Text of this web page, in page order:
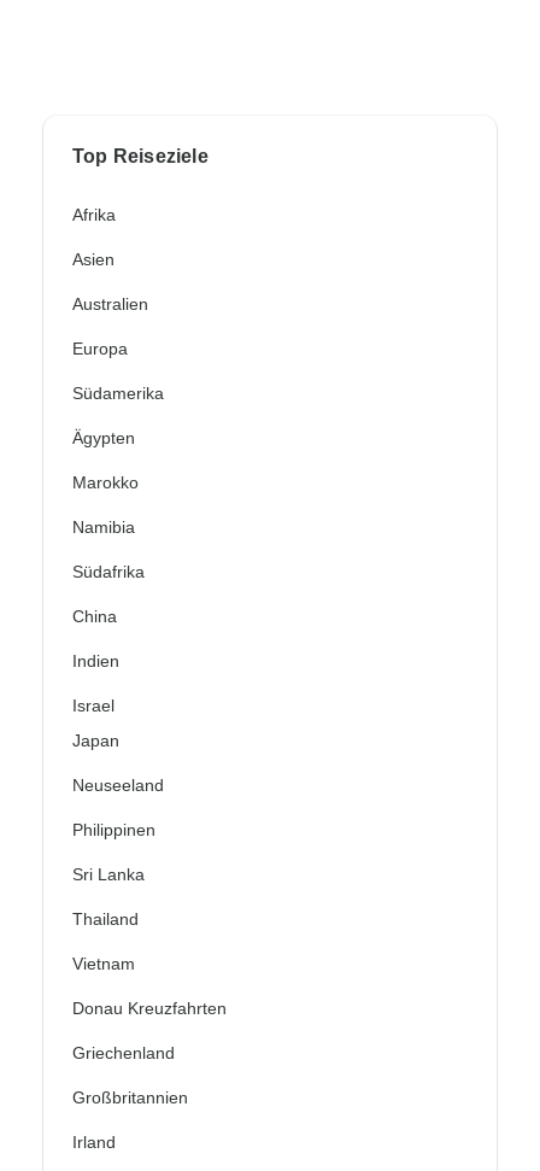
Top Reiseziele
Afrika
Asien
Australien
Europa
Südamerika
Ägypten
Marokko
Namibia
Südafrika
China
Indien
Israel
Japan
Neuseeland
Philippinen
Sri Lanka
Thailand
Vietnam
Donau Kreuzfahrten
Griechenland
Großbritannien
Irland